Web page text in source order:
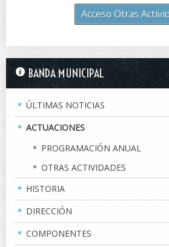
Acceso Otras
BANDA MUNICIPAL
ÚLTIMAS NOTICIAS
ACTUACIONES
PROGRAMACIÓN ANUAL
OTRAS ACTIVIDADES
HISTORIA
DIRECCIÓN
COMPONENTES